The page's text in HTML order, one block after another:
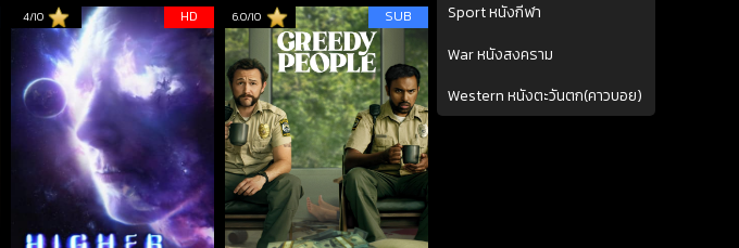
4/10 HD 6.0/10 SUB
Sport หนังกีฬา
War หนังสงคราม
Western หนังตะวันตก(คาวบอย)